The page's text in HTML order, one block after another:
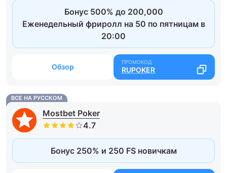
Бонус 500% до 200,000
Еженедельный фриролл на 50 по пятницам в
20:00
Обзор RUPOKER
ВСЕ НА РУССКОМ
Mostbet Poker
Бонус 250% и 250 FS новичкам